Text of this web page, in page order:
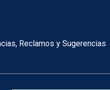
Reclamos y Sugerencias